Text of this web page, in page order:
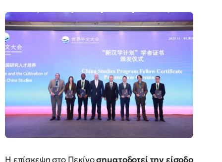
Η επίσκεψη στο Πεκίνοσηματοδοτεί την είσοδο